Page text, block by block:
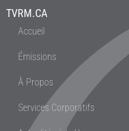
TVRM.CA
Accueil
Émissions
À Propos
Services Corporatifs